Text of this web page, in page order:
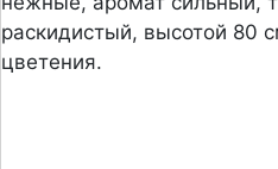
раскидистый, высотой 80
цветения.